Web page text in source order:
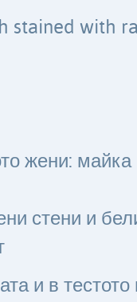
stained with
жени:
стени и
и в